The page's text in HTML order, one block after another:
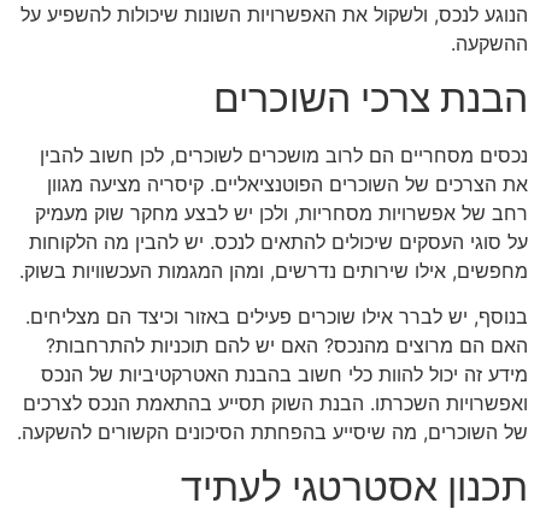
הנוגע לנכס, ולשקול את האפשרויות השונות שיכולות להשפיע על
ההשקעה.
הבנת צרכי השוכרים
נכסים מסחריים הם לרוב מושכרים לשוכרים, לכן חשוב להבין
את הצרכים של השוכרים הפוטנציאליים. קיסריה מציעה מגוון
רחב של אפשרויות מסחריות, ולכן יש לבצע מחקר שוק מעמיק
על סוגי העסקים שיכולים להתאים לנכס. יש להבין מה הלקוחות
מחפשים, אילו שירותים נדרשים, ומהן המגמות העכשוויות בשוק.
בנוסף, יש לברר אילו שוכרים פעילים באזור וכיצד הם מצליחים.
האם הם מרוצים מהנכס? האם יש להם תוכניות להתרחבות?
מידע זה יכול להוות כלי חשוב בהבנת האטרקטיביות של הנכס
ואפשרויות השכרתו. הבנת השוק תסייע בהתאמת הנכס לצרכים
של השוכרים, מה שיסייע בהפחתת הסיכונים הקשורים להשקעה.
תכנון אסטרטגי לעתיד